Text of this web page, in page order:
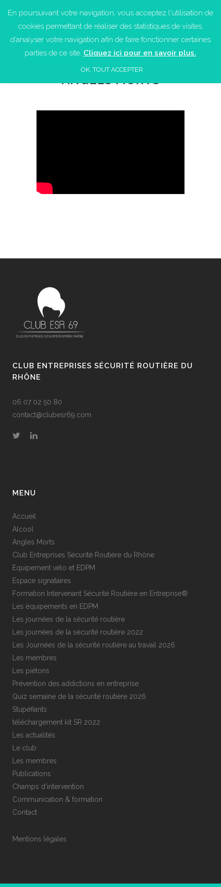
ANGLES MORTS
CLUB ENTREPRISES SÉCURITÉ ROUTIÈRE DU
RHÔNE
06 07 02 50 80
contact@clubesr69.com
MENU
Accueil
Alcool
Angles Morts
Club Entreprises Sécurité Routière du Rhône
Equipement vélo et EDPM
Espace signataires
Formation Intervenant Sécurité Routière en Entreprise®
Les équipements en EDPM
Les journées de la sécurité routière
Les journées de la sécurité routière 2022
Les Journées de la sécurité routière au travail 2026
Les membres
Les piétons
Prévention des addictions en entreprise
Quiz semaine de la sécurité routière 2026
Stupéfiants
téléchargement kit SR 2022
Les actualités
Le club
Les membres
Publications
Champs d’intervention
Communication & formation
Contact
Mentions légales
En poursuivant votre navigation, vous acceptez l'utilisation de
cookies permettant de réaliser des statistiques de visites,
d’analyser votre navigation afin de faire fonctionner certaines
parties de ce site. Cliquez ici pour en savoir plus.
OK, TOUT ACCEPTER